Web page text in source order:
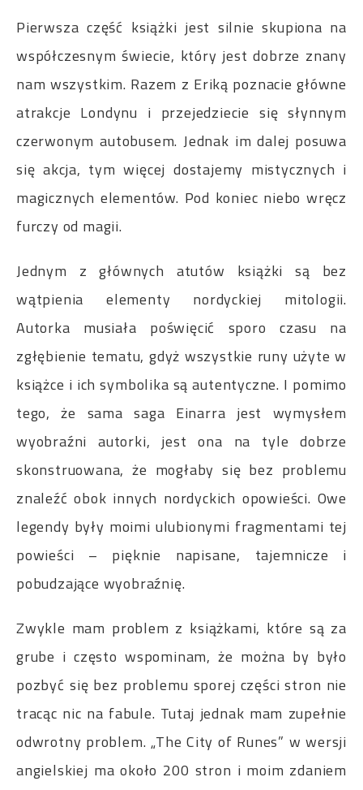
Pierwsza część książki jest silnie skupiona na
współczesnym świecie, który jest dobrze znany
nam wszystkim. Razem z Eriką poznacie główne
atrakcje Londynu i przejedziecie się słynnym
czerwonym autobusem. Jednak im dalej posuwa
się akcja, tym więcej dostajemy mistycznych i
magicznych elementów. Pod koniec niebo wręcz
furczy od magii.
Jednym z głównych atutów książki są bez
wątpienia elementy nordyckiej mitologii.
Autorka musiała poświęcić sporo czasu na
zgłębienie tematu, gdyż wszystkie runy użyte w
książce i ich symbolika są autentyczne. I pomimo
tego, że sama saga Einarra jest wymysłem
wyobraźni autorki, jest ona na tyle dobrze
skonstruowana, że mogłaby się bez problemu
znaleźć obok innych nordyckich opowieści. Owe
legendy były moimi ulubionymi fragmentami tej
powieści – pięknie napisane, tajemnicze i
pobudzające wyobraźnię.
Zwykle mam problem z książkami, które są za
grube i często wspominam, że można by było
pozbyć się bez problemu sporej części stron nie
tracąc nic na fabule. Tutaj jednak mam zupełnie
odwrotny problem. „The City of Runes” w wersji
angielskiej ma około 200 stron i moim zdaniem